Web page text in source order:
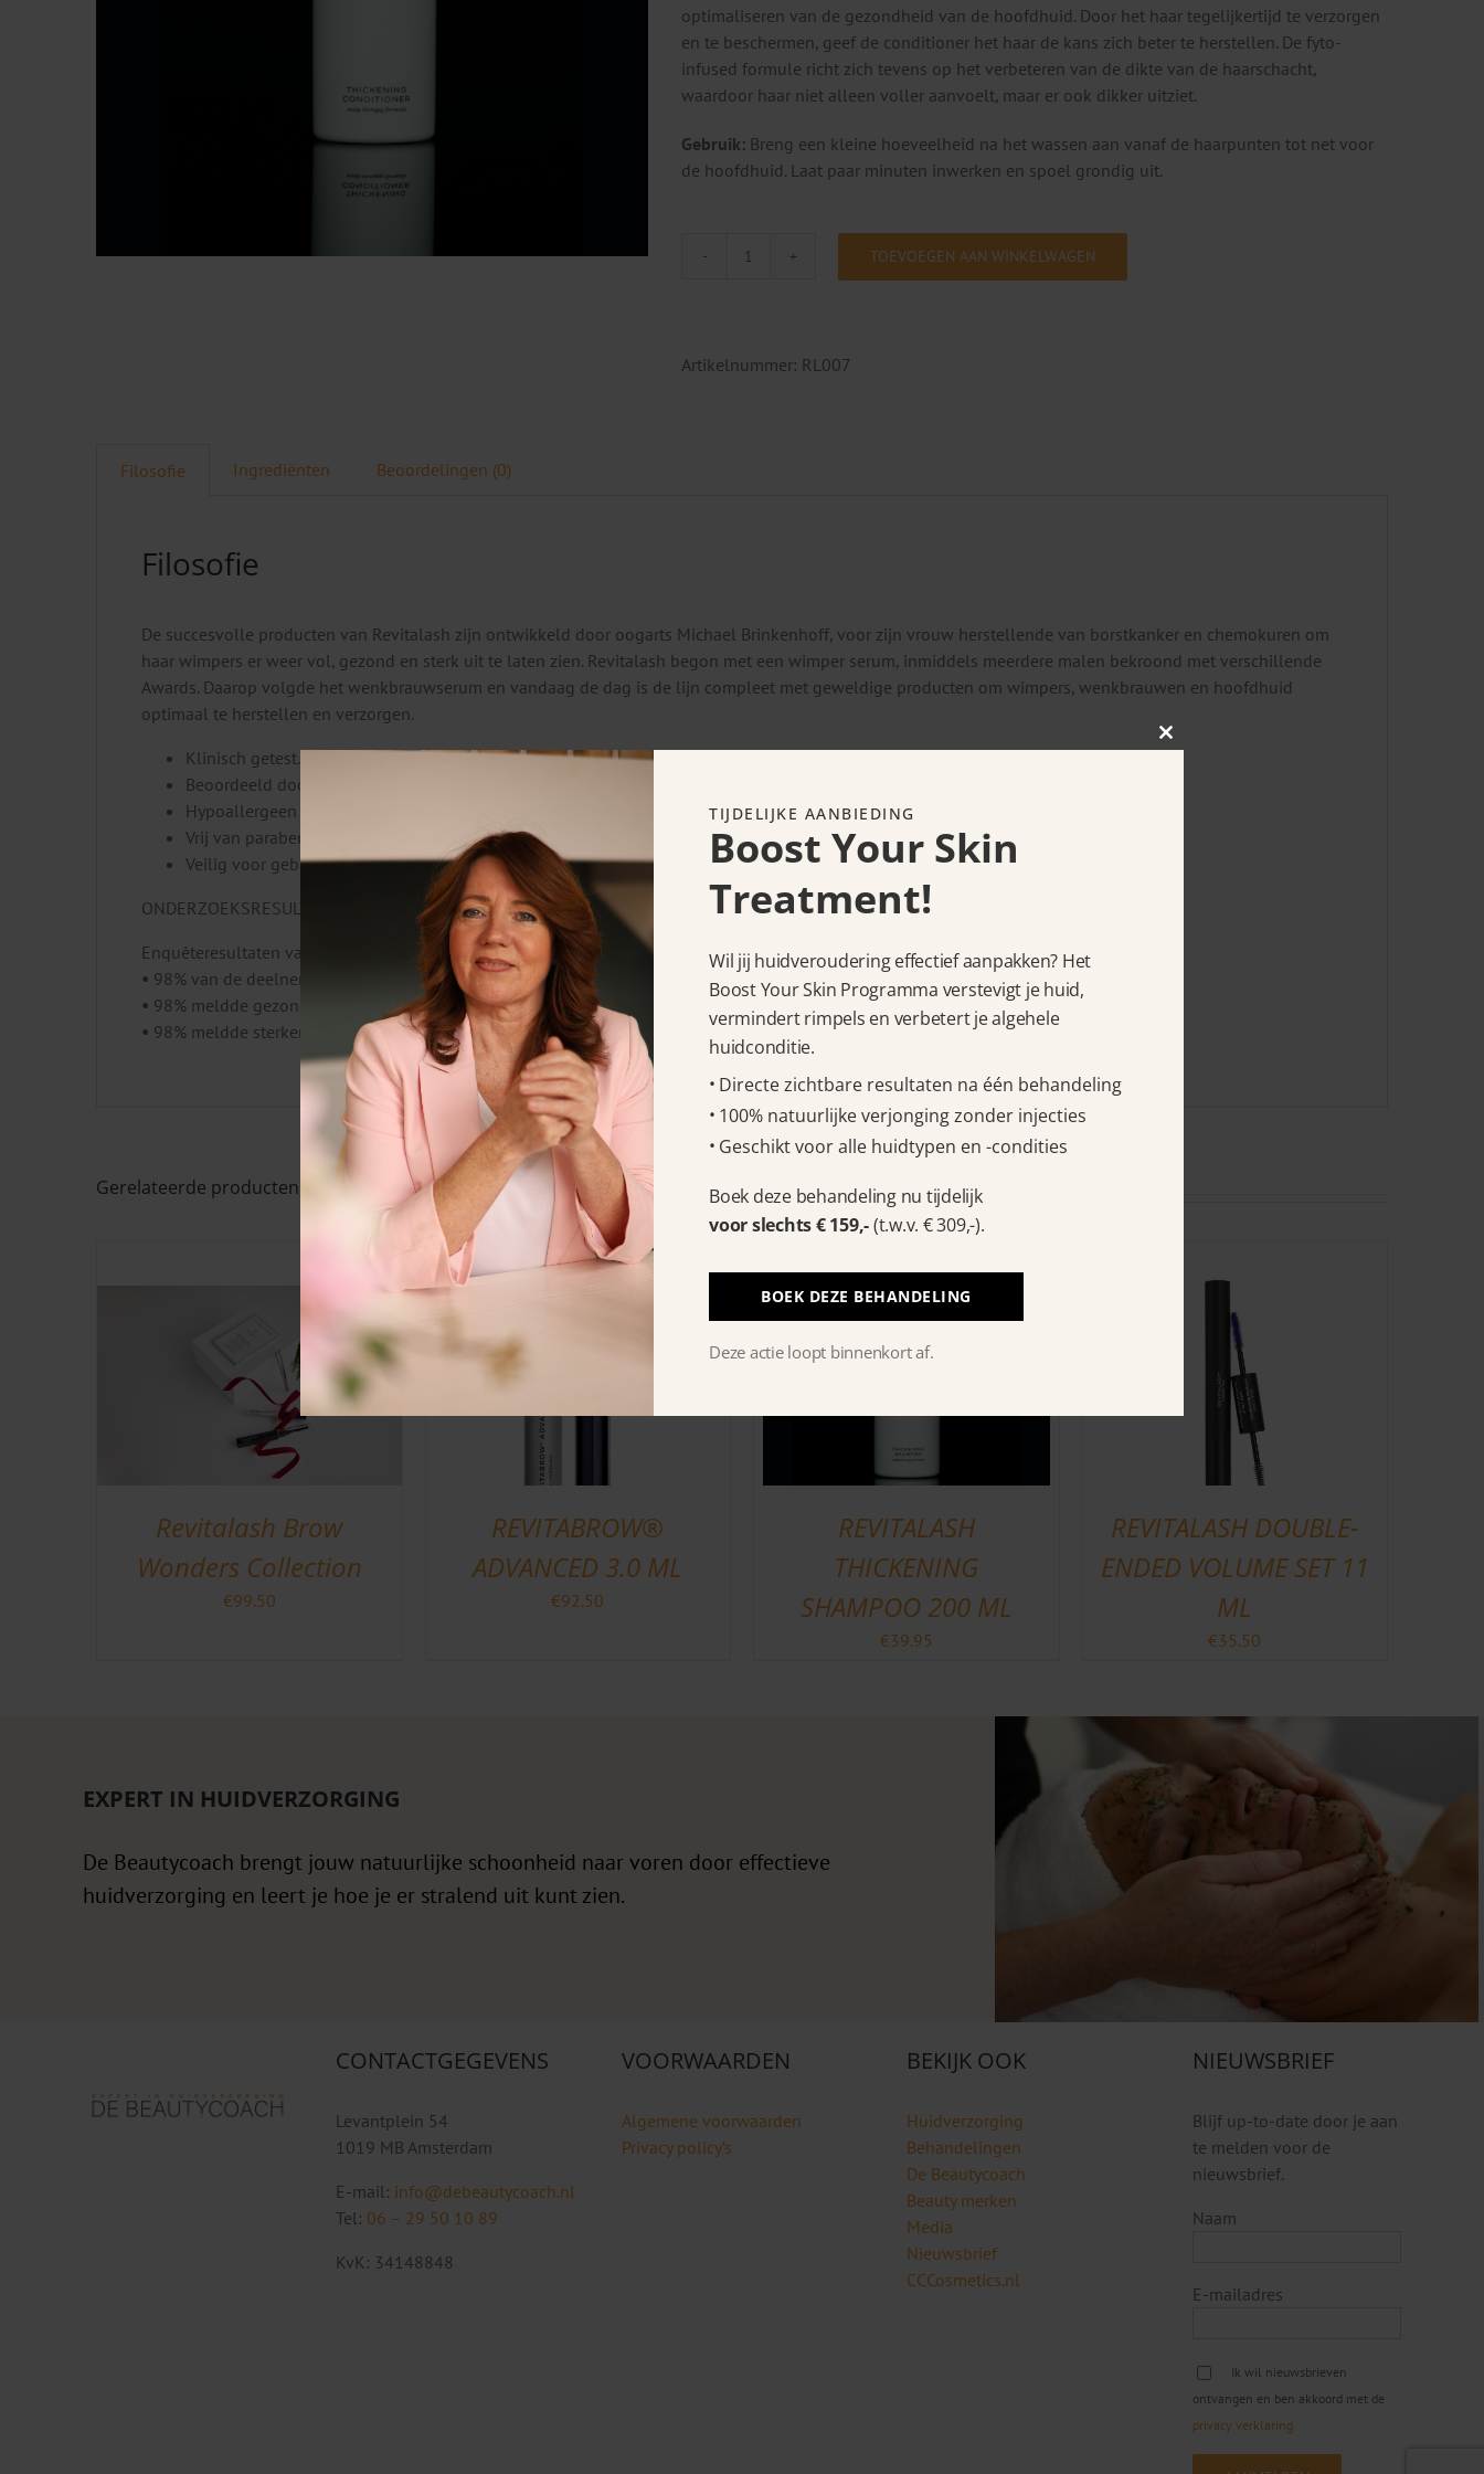
optimaliseren van de gezondheid van de hoofdhuid. Door het haar tegelijkertijd te verzorgen
en te beschermen, geef de conditioner het haar de kans zich beter te herstellen. De fyto-
infused formule richt zich tevens op het verbeteren van de dikte van de haarschacht,
waardoor haar niet alleen voller aanvoelt, maar er ook dikker uitziet.
Gebruik: Breng een kleine hoeveelheid na het wassen aan vanaf de haarpunten tot net voor
de hoofdhuid. Laat paar minuten inwerken en spoel grondig uit.
REVITALASH
ml
TOEVOEGEN AAN WINKELWAGEN
Artikelnummer: RL007
Filosofie Ingrediënten Beoordelingen (0)
Filosofie
De succesvolle producten van Revitalash zijn ontwikkeld door oogarts Michael Brinkenhoff, voor zijn vrouw herstellende van borstkanker en chemokuren om
haar wimpers er weer vol, gezond en sterk uit te laten zien. Revitalash begon met een wimper serum, inmiddels meerdere malen bekroond met verschillende
Awards. Daarop volgde het wenkbrauwserum en vandaag de dag is de lijn compleet met geweldige producten om wimpers, wenkbrauwen en hoofdhuid
optimaal te herstellen en verzorgen.
Klinisch getest.
Beoordeeld door oogarts en dermatoloog.
Hypoallergeen en niet irriterend.
Vrij van parabenen, phtalaten, BHT en gluten.
Veilig voor gebruik met wimperextensions en wimperverf.
ONDERZOEKSRESULTATEN
Enquêteresultaten van een onafhankelijk consumentenonderzoek van 6 weken onder 63 deelnemers:
• 98% van de deelnemers meldt een verbeterd uiterlijk van de wimpers
• 98% meldde gezonder ogende wimpers
• 98% meldde sterkere wimpers
Gerelateerde producten
Revitalash Brow
Wonders Collection
€99.50
REVITABROW®
ADVANCED 3.0 ML
€92.50
REVITALASH
THICKENING
SHAMPOO 200 ML
€39.95
REVITALASH DOUBLE-
ENDED VOLUME SET 11
ML
€35.50
EXPERT IN HUIDVERZORGING
De Beautycoach brengt jouw natuurlijke schoonheid naar voren door effectieve
huidverzorging en leert je hoe je er stralend uit kunt zien.
CONTACTGEGEVENS
Levantplein 54
1019 MB Amsterdam
E-mail: info@debeautycoach.nl
Tel: 06 – 29 50 10 89
KvK: 34148848
VOORWAARDEN
Algemene voorwaarden
Privacy policy’s
BEKIJK OOK
Huidverzorging
Behandelingen
De Beautycoach
Beauty merken
Media
Nieuwsbrief
CCCosmetics.nl
NIEUWSBRIEF
Blijf up-to-date door je aan
te melden voor de
nieuwsbrief.
Naam
E-mailadres
Ik wil nieuwsbrieven
ontvangen en ben akkoord met de
privacy verklaring
Close
TIJDELIJKE AANBIEDING
Boost Your Skin
Treatment!
Wil jij huidveroudering effectief aanpakken? Het
Boost Your Skin Programma verstevigt je huid,
vermindert rimpels en verbetert je algehele
huidconditie.
Directe zichtbare resultaten na één behandeling
100% natuurlijke verjonging zonder injecties
Geschikt voor alle huidtypen en -condities
Boek deze behandeling nu tijdelijk
voor slechts € 159,-(t.w.v. € 309,-).
BOEK DEZE BEHANDELING
Deze actie loopt binnenkort af.